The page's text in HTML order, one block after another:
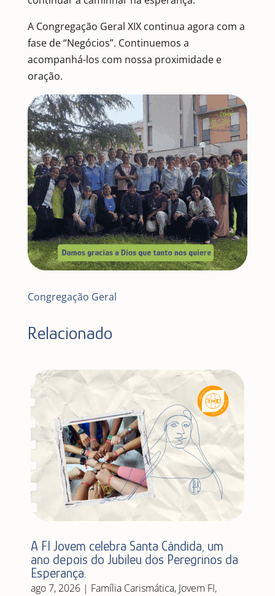
A Congregação Geral XIX continua agora com a
fase de “Negócios”. Continuemos a
acompanhá-los com nossa proximidade e
oração.
Congregação Geral
Relacionado
A FI Jovem celebra Santa Cândida, um
ano depois do Jubileu dos Peregrinos da
Esperança.
ago 7, 2026| Família Carismática, Jovem FI,